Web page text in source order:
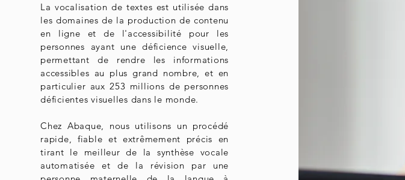
La vocalisation de textes est utilisée dans
les domaines de la production de contenu
en ligne et de l'accessibilité pour les
personnes ayant une déficience visuelle,
permettant de rendre les informations
accessibles au plus grand nombre, et en
particulier aux 253 millions de personnes
déficientes visuelles dans le monde.
Chez Abaque, nous utilisons un procédé
rapide, fiable et extrêmement précis en
tirant le meilleur de la synthèse vocale
automatisée et de la révision par une